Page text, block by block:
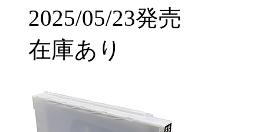
2025/05/23発売
在庫あり